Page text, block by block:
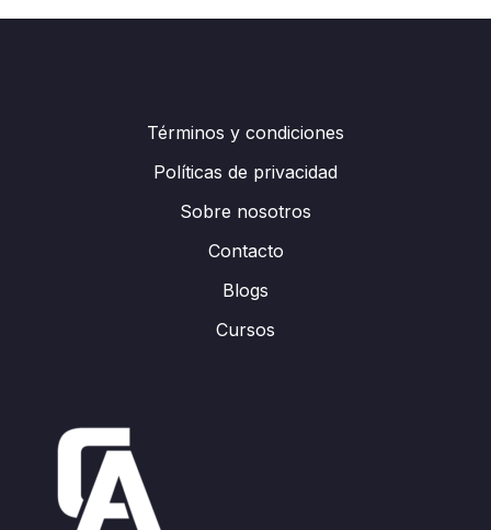
Términos y condiciones
Políticas de privacidad
Sobre nosotros
Contacto
Blogs
Cursos